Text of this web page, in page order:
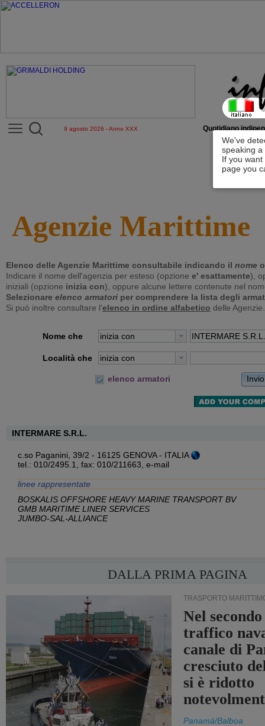
We've
speaking
If you
page you
9 agosto 2026 - Anno XXX Quotidiano
Agenzie Marittime
Elenco delle Agenzie Marittime consultabile indicando il nome
Indicare il nome dell'agenzia per esteso (opzione e' esattamente),
iniziali (opzione inizia con), oppure alcune lettere contenute nel
Selezionare elenco armatori per comprendere la lista degli
Si può inoltre consultare l'elenco in ordine alfabetico delle Agenzie.
Nome che inizia con
Località che inizia con
elenco armatori Invio
INTERMARE S.R.L.
c.so Paganini, 39/2 - 16125 GENOVA - ITALIA
tel.: 010/2495.1, fax: 010/211663, e-mail
linee rappresentate
BOSKALIS OFFSHORE HEAVY MARINE TRANSPORT BV
GMB MARITIME LINER SERVICES
JUMBO-SAL-ALLIANCE
DALLA PRIMA PAGINA
TRASPORTO
Nel
traffico
canale di
cresciuto
si è ridotto
Panamá/Balboa